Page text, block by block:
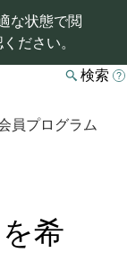
な状態で閲
ださい。
検索
員プログラム
希